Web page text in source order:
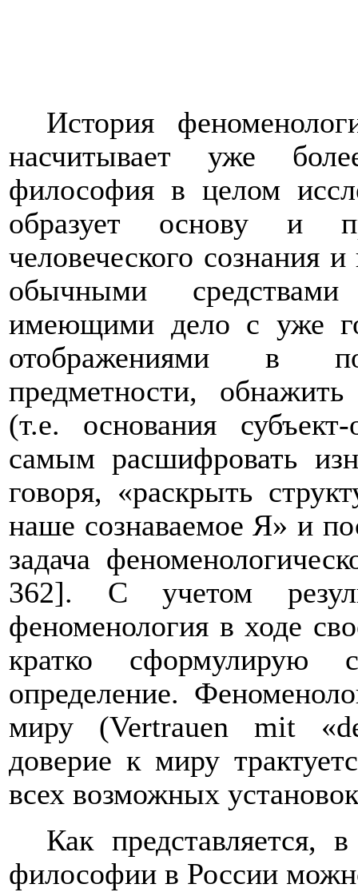
История
насчитывает уже
философия в целом
образует основу и
человеческого сознания
обычными
имеющими дело с уже
отображениями в
предметности,
(т.е. основания
самым расшифровать
говоря, «раскрыть
наше сознаваемое Я» и
задача
362]. С учетом
феноменология в ходе
кратко сформулирую
определение.
миру (Vertrauen mit «
доверие к миру
всех возможных
Как представляется,
философии в России